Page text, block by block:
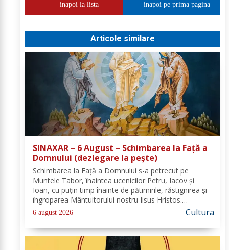
inapoi la lista inapoi pe prima pagina
Articole similare
SINAXAR – 6 August – Schimbarea la Față a
Domnului (dezlegare la peşte)
Schimbarea la Față a Domnului s-a petrecut pe
Muntele Tabor, înaintea ucenicilor Petru, Iacov și
Ioan, cu puțin timp înainte de pătimirile, răstignirea și
îngroparea Mântuitorului nostru Iisus Hristos.
Urcându-Se pe munte, Hristos-Domnul S-a depărtat
puţin de ucenici şi, suindu-Se pe un loc mai...
6 august 2026 Cultura